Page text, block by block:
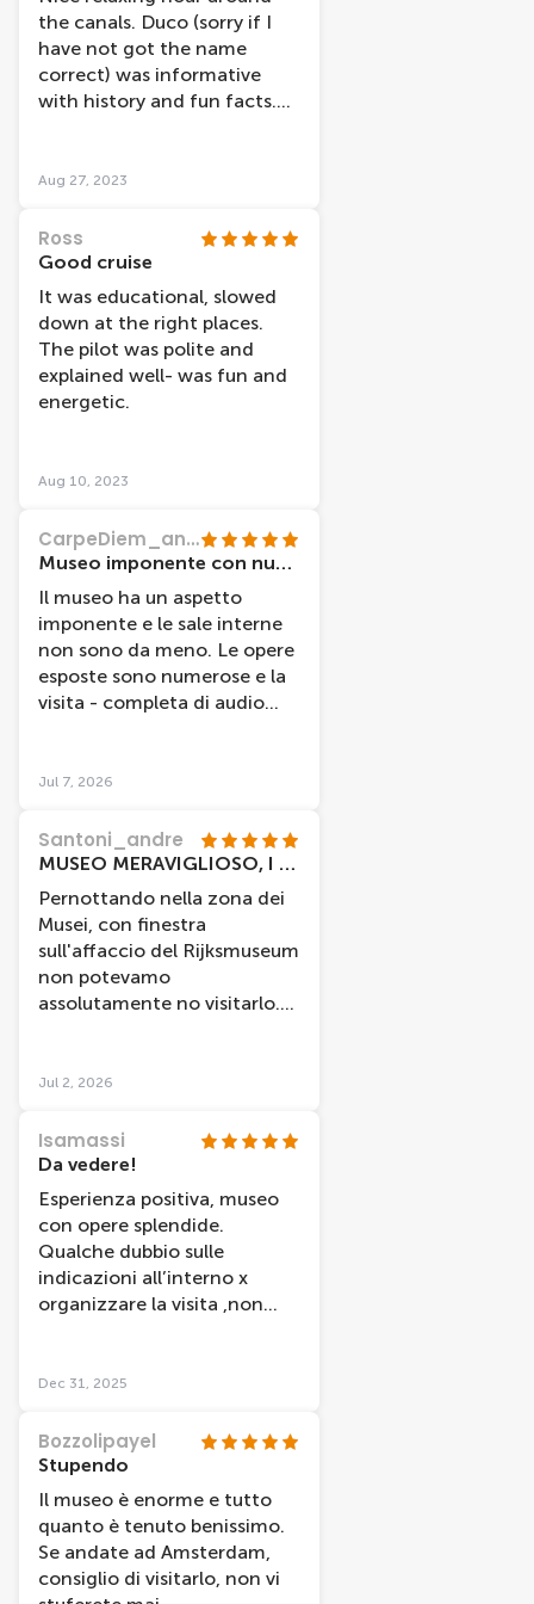
would definitely recommend
the cruise and my teenage
daughter said it was one of
the nicest things we did
the canals. Duco (sorry if I
have not got the name
correct) was informative
with history and fun facts.
Aug 27, 2023
Ross
Good cruise
It was educational, slowed
down at the right places.
The pilot was polite and
explained well- was fun and
energetic.
Aug 10, 2023
CarpeDiem_and_go
Museo imponente con numerose opere, sicuramente interessante
Il museo ha un aspetto
imponente e le sale interne
non sono da meno. Le opere
esposte sono numerose e la
visita - completa di audio
Jul 7, 2026
Santoni_andre
MUSEO MERAVIGLIOSO, I AMSTERDAM CARD TOP
Pernottando nella zona dei
Musei, con finestra
sull'affaccio del Rijksmuseum
non potevamo
assolutamente no visitarlo.
stare ad Amsterdam e nelle
casa la IAMsterdam CARD
che vi farà risparmiare tanti
soldi e tanto tempo.
Nonostante fossimo in
possesso della card, con lo
smartphone bisogna loggarsi
per prenotare l'orario di
entrata. Una volta dentro il
vanno dal 1100 ad oggi. 4
vuole veramente una
giornata intera, ma poi si
stringe su ciò che più ci
interessa. Meraviglioso
vedere con i propri occhi, il
dipinto a grandezza naturale
Jul 2, 2026
Isamassi
Da vedere!
Esperienza positiva, museo
con opere splendide.
Qualche dubbio sulle
indicazioni all’interno x
organizzare la visita ,non
Dec 31, 2025
Bozzolipayel
Stupendo
Il museo è enorme e tutto
quanto è tenuto benissimo.
Se andate ad Amsterdam,
consiglio di visitarlo, non vi